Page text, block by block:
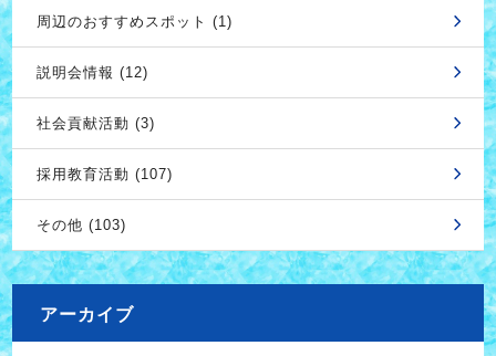
周辺のおすすめスポット (1)
説明会情報 (12)
社会貢献活動 (3)
採用教育活動 (107)
その他 (103)
アーカイブ